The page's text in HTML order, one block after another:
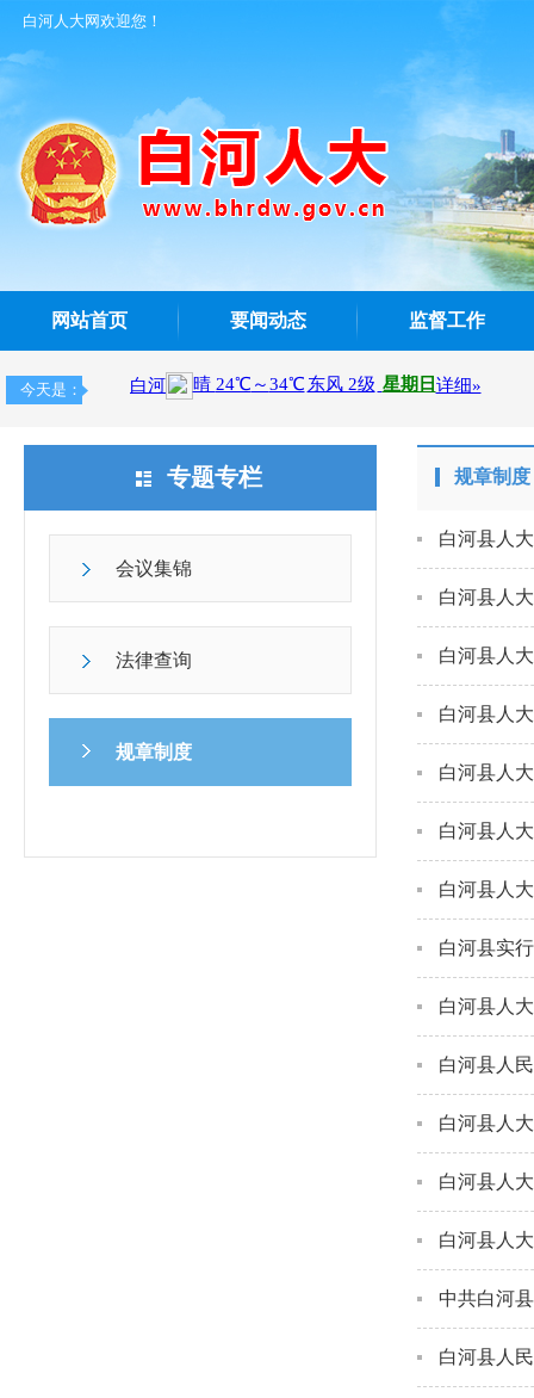
白河人大网欢迎您！
网站首页 要闻动态 监督工作
今天是：
专题专栏
会议集锦
法律查询
规章制度
规章制度
白河县人
白河县人
白河县人
白河县人
白河县人
白河县人
白河县人
白河县实
白河县人
白河县人
白河县人
白河县人
白河县人
中共白河
白河县人